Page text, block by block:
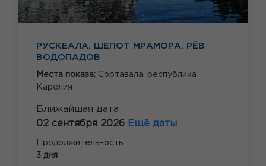
РУСКЕАЛА. ШЕПОТ МРАМОРА. РЁВ
ВОДОПАДОВ
Места показа: Сортавала,
республика
Карелия
Ближайшая дата
02 сентября 2026 Ещё даты
Продолжительность
3 дня